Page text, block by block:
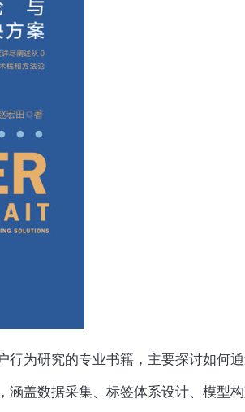
为研究的专业书籍，主要探讨如何
盖数据采集、标签体系设计、模型